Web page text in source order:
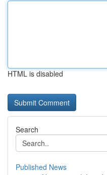
HTML is disabled
Search
Published News